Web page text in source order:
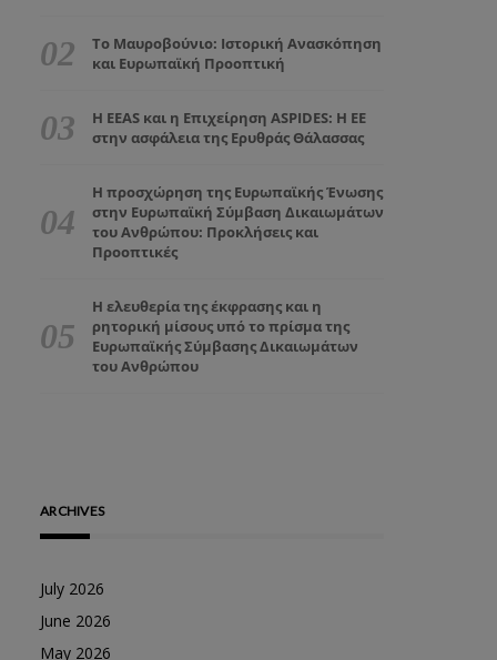
Το Μαυροβούνιο: Ιστορική Ανασκόπηση
και Ευρωπαϊκή Προοπτική
Η EEAS και η Επιχείρηση ASPIDES: Η ΕΕ
στην ασφάλεια της Ερυθράς Θάλασσας
Η προσχώρηση της Ευρωπαϊκής Ένωσης
στην Ευρωπαϊκή Σύμβαση Δικαιωμάτων
του Ανθρώπου: Προκλήσεις και
Προοπτικές
Η ελευθερία της έκφρασης και η
ρητορική μίσους υπό το πρίσμα της
Ευρωπαϊκής Σύμβασης Δικαιωμάτων
του Ανθρώπου
ARCHIVES
July 2026
June 2026
May 2026